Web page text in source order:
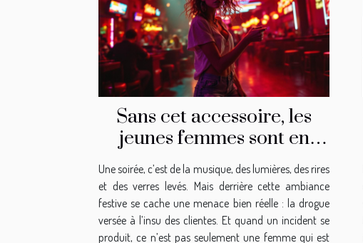
Sans cet accessoire, les
jeunes femmes sont en
danger !
Une soirée, c’est de la musique, des lumières, des rires
et des verres levés. Mais derrière cette ambiance
festive se cache une menace bien réelle : la drogue
versée à l’insu des clientes. Et quand un incident se
produit, ce n’est pas seulement une femme qui est